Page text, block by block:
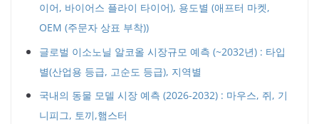
이어, 바이어스 플라이 타이어), 용도별 (애프터 마켓,
OEM (주문자 상표 부착))
글로벌 이소노닐 알코올 시장규모 예측 (~2032년) : 타입
별(산업용 등급, 고순도 등급), 지역별
국내의 동물 모델 시장 예측 (2026-2032) : 마우스, 쥐, 기
니피그, 토끼,햄스터